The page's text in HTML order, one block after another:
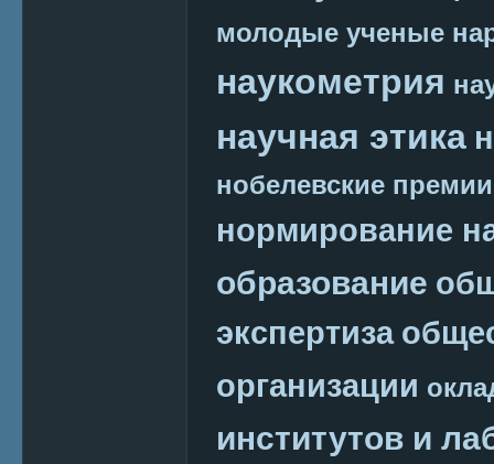
молодые ученые
наукометрия
научная этика
нобелевские премии
нормирование
образование
экспертиза
организации
институтов и